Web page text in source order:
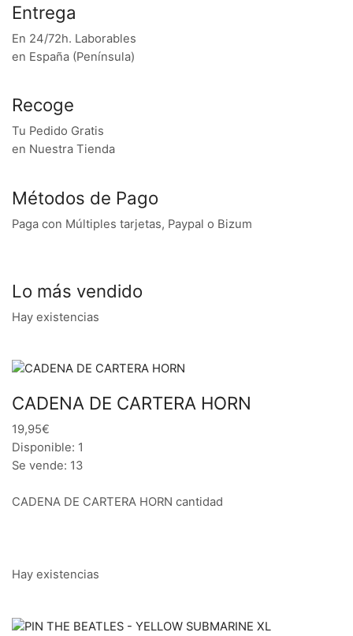
Entrega
En 24/72h. Laborables
en España (Península)
Recoge
Tu Pedido Gratis
en Nuestra Tienda
Métodos de Pago
Paga con Múltiples tarjetas, Paypal o Bizum
Lo más vendido
Hay existencias
CADENA DE CARTERA HORN
19,95€
Disponible: 1
Se vende: 13
CADENA DE CARTERA HORN cantidad
Hay existencias